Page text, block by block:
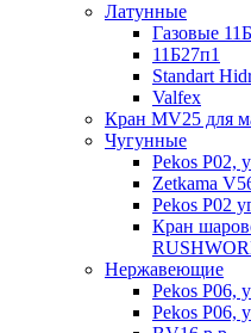
Латунные
Газовые
11Б27п1
Standart
Valfex
Кран MV25 для
Чугунные
Pekos P02,
Zetkama
Pekos P02
Кран
Нержавеющие
Pekos P06,
Pekos P06,